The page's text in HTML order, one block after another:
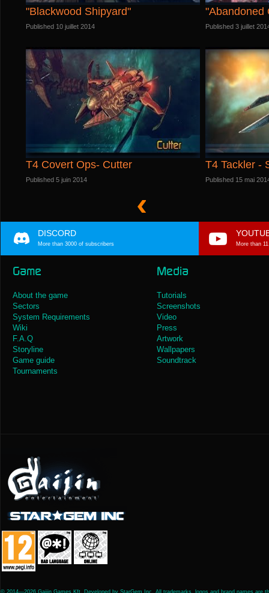
"Blackwood Shipyard"
Published 10 juillet 2014
"Abandoned
Published 3 juillet
T4 Covert Ops- Cutter
Published 5 juin 2014
T4 Tackler -
Published 15 mai
DISCORD
More than 3000 of subscribers More than
Game
About the game
Sectors
System Requirements
Wiki
F.A.Q
Storyline
Game guide
Tournaments
Media
Tutorials
Screenshots
Video
Press
Artwork
Wallpapers
Soundtrack
© 2014—2026 Gaijin Games Kft. Developed by StarGem Inc. All trademarks, logos and brand names are